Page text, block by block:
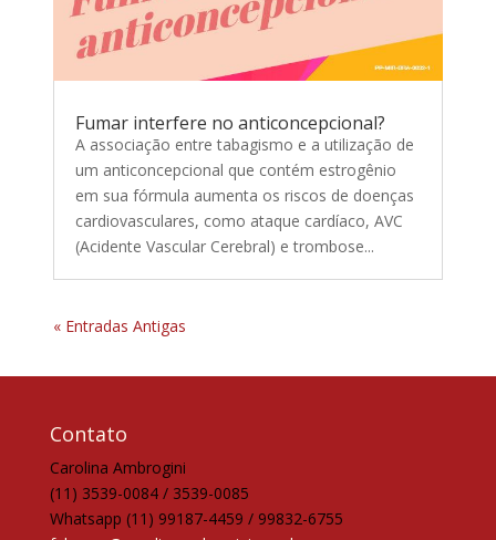
Fumar interfere no anticoncepcional?
A associação entre tabagismo e a utilização de
um anticoncepcional que contém estrogênio
em sua fórmula aumenta os riscos de doenças
cardiovasculares, como ataque cardíaco, AVC
(Acidente Vascular Cerebral) e trombose...
« Entradas Antigas
Contato
Carolina Ambrogini
(11) 3539-0084 / 3539-0085
Whatsapp (11) 99187-4459 / 99832-6755